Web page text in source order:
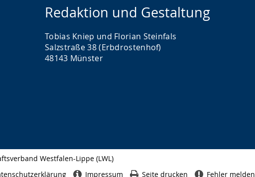
Redaktion und Gestaltung
Tobias Kniep und Florian Steinfals
Salzstraße 38 (Erbdrostenhof)
48143 Münster
Westfalen-Lippe (LWL)
Impressum Seite drucken Fehler melden